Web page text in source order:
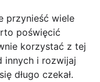
przynieść wiele
poświęcić
korzystać z tej
innych i rozwijaj
długo czekał.